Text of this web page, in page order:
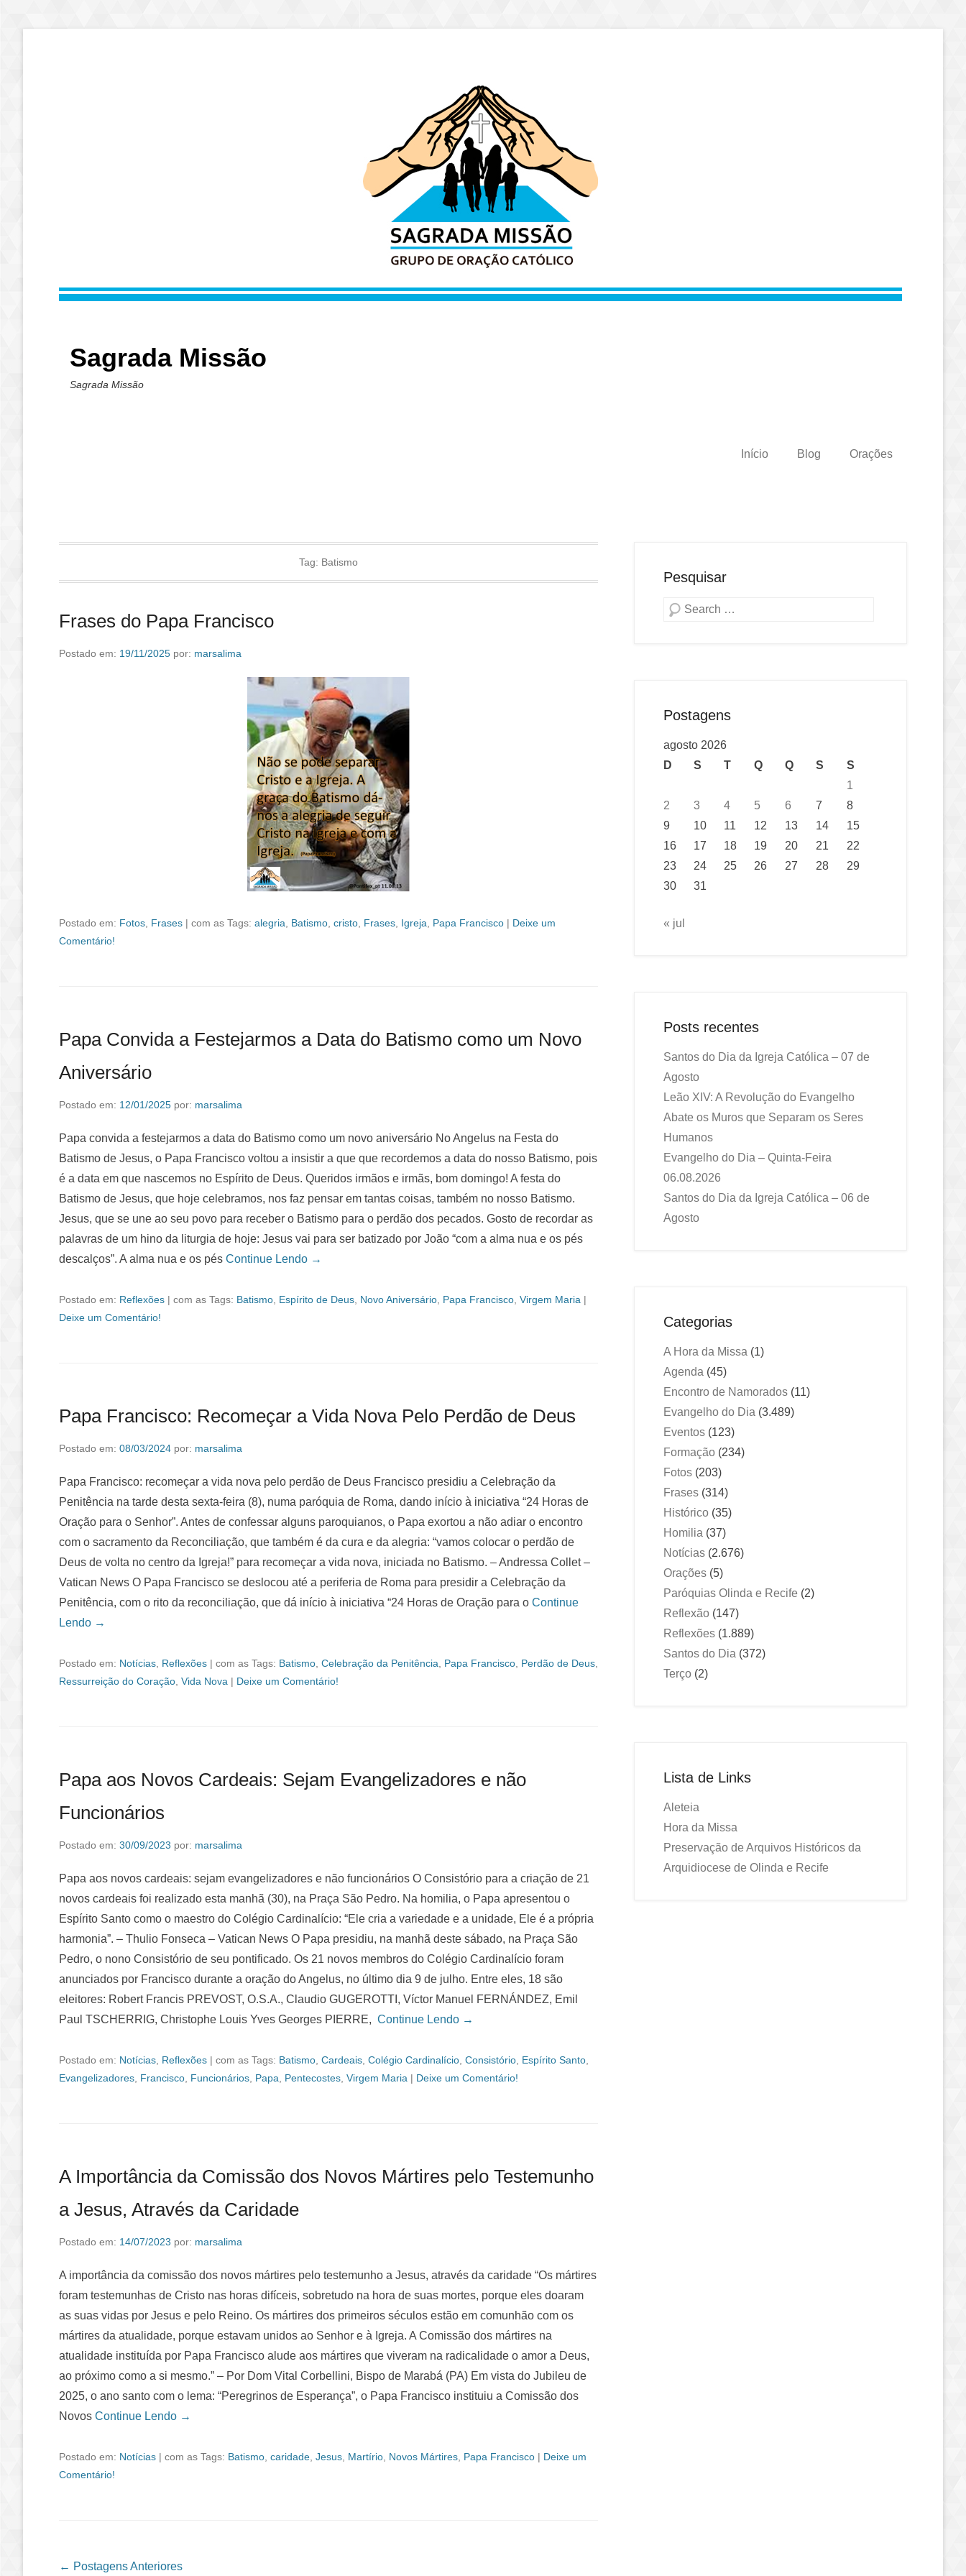
Sagrada Missão
Sagrada Missão
Início Blog Orações
Tag: Batismo
Frases do Papa Francisco
Postado em: 19/11/2025 por: marsalima
Postado em: Fotos Frases | com as Tags: alegria Batismo cristo Frases Igreja Papa Francisco | Deixe um
Comentário!
Papa Convida a Festejarmos a Data do Batismo como um Novo
Aniversário
Postado em: 12/01/2025 por: marsalima
Papa convida a festejarmos a data do Batismo como um novo aniversário No Angelus na Festa do
Batismo de Jesus, o Papa Francisco voltou a insistir a que que recordemos a data do nosso Batismo, pois
é a data em que nascemos no Espírito de Deus. Queridos irmãos e irmãs, bom domingo! A festa do
Batismo de Jesus, que hoje celebramos, nos faz pensar em tantas coisas, também no nosso Batismo.
Jesus, que se une ao seu povo para receber o Batismo para o perdão dos pecados. Gosto de recordar as
palavras de um hino da liturgia de hoje: Jesus vai para ser batizado por João “com a alma nua e os pés
descalços”. A alma nua e os pés Continue Lendo →
Postado em: Reflexões | com as Tags: Batismo Espírito de Deus Novo Aniversário Papa Francisco Virgem Maria |
Deixe um Comentário!
Papa Francisco: Recomeçar a Vida Nova Pelo Perdão de Deus
Postado em: 08/03/2024 por: marsalima
Papa Francisco: recomeçar a vida nova pelo perdão de Deus Francisco presidiu a Celebração da
Penitência na tarde desta sexta-feira (8), numa paróquia de Roma, dando início à iniciativa “24 Horas de
Oração para o Senhor”. Antes de confessar alguns paroquianos, o Papa exortou a não adiar o encontro
com o sacramento da Reconciliação, que também é da cura e da alegria: “vamos colocar o perdão de
Deus de volta no centro da Igreja!” para recomeçar a vida nova, iniciada no Batismo. – Andressa Collet –
Vatican News O Papa Francisco se deslocou até a periferia de Roma para presidir a Celebração da
Penitência, com o rito da reconciliação, que dá início à iniciativa “24 Horas de Oração para o Continue
Lendo →
Postado em: Notícias Reflexões | com as Tags: Batismo Celebração da Penitência Papa Francisco Perdão de Deus
Ressurreição do Coração Vida Nova | Deixe um Comentário!
Papa aos Novos Cardeais: Sejam Evangelizadores e não
Funcionários
Postado em: 30/09/2023 por: marsalima
Papa aos novos cardeais: sejam evangelizadores e não funcionários O Consistório para a criação de 21
novos cardeais foi realizado esta manhã (30), na Praça São Pedro. Na homilia, o Papa apresentou o
Espírito Santo como o maestro do Colégio Cardinalício: “Ele cria a variedade e a unidade, Ele é a própria
harmonia”. – Thulio Fonseca – Vatican News O Papa presidiu, na manhã deste sábado, na Praça São
Pedro, o nono Consistório de seu pontificado. Os 21 novos membros do Colégio Cardinalício foram
anunciados por Francisco durante a oração do Angelus, no último dia 9 de julho. Entre eles, 18 são
eleitores: Robert Francis PREVOST, O.S.A., Claudio GUGEROTTI, Víctor Manuel FERNÁNDEZ, Emil
Paul TSCHERRIG, Christophe Louis Yves Georges PIERRE, Continue Lendo →
Postado em: Notícias Reflexões | com as Tags: Batismo Cardeais Colégio Cardinalício Consistório Espírito Santo
Evangelizadores Francisco Funcionários Papa Pentecostes Virgem Maria | Deixe um Comentário!
A Importância da Comissão dos Novos Mártires pelo Testemunho
a Jesus, Através da Caridade
Postado em: 14/07/2023 por: marsalima
A importância da comissão dos novos mártires pelo testemunho a Jesus, através da caridade “Os mártires
foram testemunhas de Cristo nas horas difíceis, sobretudo na hora de suas mortes, porque eles doaram
as suas vidas por Jesus e pelo Reino. Os mártires dos primeiros séculos estão em comunhão com os
mártires da atualidade, porque estavam unidos ao Senhor e à Igreja. A Comissão dos mártires na
atualidade instituída por Papa Francisco alude aos mártires que viveram na radicalidade o amor a Deus,
ao próximo como a si mesmo.” – Por Dom Vital Corbellini, Bispo de Marabá (PA) Em vista do Jubileu de
2025, o ano santo com o lema: “Peregrinos de Esperança”, o Papa Francisco instituiu a Comissão dos
Novos Continue Lendo →
Postado em: Notícias | com as Tags: Batismo caridade Jesus Martírio Novos Mártires Papa Francisco | Deixe um
Comentário!
Navegação das Postagens
← Postagens Anteriores
Pesquisar
Pesquisa
Postagens
agosto 2026
D
S T Q Q S
S
1
2
3 4 5 6 7
8
9
10 11 12 13 14
15
16
17 18 19 20 21
22
23
24 25 26 27 28
29
30
31
« jul
Posts recentes
Santos do Dia da Igreja Católica – 07 de
Agosto
Leão XIV: A Revolução do Evangelho
Abate os Muros que Separam os Seres
Humanos
Evangelho do Dia – Quinta-Feira
06.08.2026
Santos do Dia da Igreja Católica – 06 de
Agosto
Categorias
A Hora da Missa (1)
Agenda (45)
Encontro de Namorados (11)
Evangelho do Dia (3.489)
Eventos (123)
Formação (234)
Fotos (203)
Frases (314)
Histórico (35)
Homilia (37)
Notícias (2.676)
Orações (5)
Paróquias Olinda e Recife (2)
Reflexão (147)
Reflexões (1.889)
Santos do Dia (372)
Terço (2)
Lista de Links
Aleteia
Hora da Missa
Preservação de Arquivos Históricos da
Arquidiocese de Olinda e Recife